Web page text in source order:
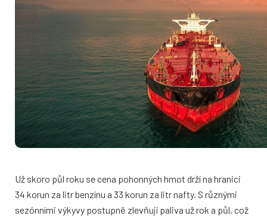
Už skoro půl roku se cena pohonných hmot drží na hranici
34 korun za litr benzínu a 33 korun za litr nafty. S různými
sezónními výkyvy postupně zlevňují paliva už rok a půl, což